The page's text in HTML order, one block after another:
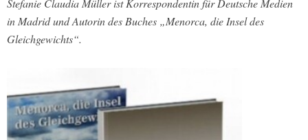
Stefanie Claudia Müller ist Korrespondentin für Deutsche Medien
in Madrid und Autorin des Buches „Menorca, die Insel des
Gleichgewichts“.